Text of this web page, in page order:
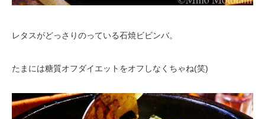
レタスがどっさりのっている石焼ビビンバ。
たまには糖質オフダイエットをオフしなくちゃね(笑)